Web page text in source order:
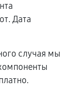
Дата
случая мы